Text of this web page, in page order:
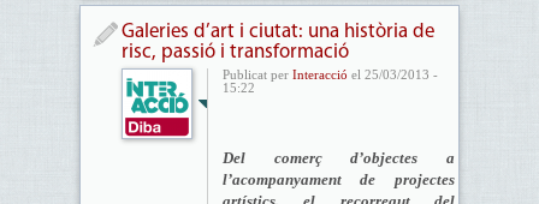
Galeries d’art i ciutat: una història de
risc, passió i transformació
Publicat per Interacció el 25/03/2013 -
15:22
Del comerç d’objectes a
l’acompanyament de projectes